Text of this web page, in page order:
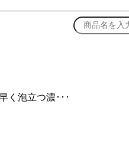
く泡立つ濃･･･